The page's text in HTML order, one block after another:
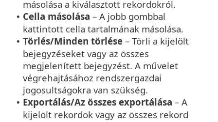
másolása a kiválasztott rekordokról.
• Cella másolása – A jobb gombbal
kattintott cella tartalmának másolása.
• Törlés/Minden törlése – Törli a kijelölt
bejegyzéseket vagy az összes
megjelenített bejegyzést. A művelet
végrehajtásához rendszergazdai
jogosultságokra van szükség.
• Exportálás/Az összes exportálása – A
kijelölt rekordok vagy az összes rekord